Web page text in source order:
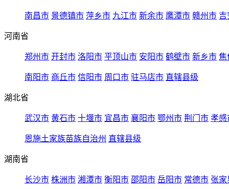
南昌市 景德镇市 萍乡市 九江市 新余市 鹰潭市 赣州市 吉
河南省
郑州市 开封市 洛阳市 平顶山市 安阳市 鹤壁市 新乡市 焦
南阳市 商丘市 信阳市 周口市 驻马店市 直辖县级
湖北省
武汉市 黄石市 十堰市 宜昌市 襄阳市 鄂州市 荆门市 孝感
恩施土家族苗族自治州 直辖县级
湖南省
长沙市 株洲市 湘潭市 衡阳市 邵阳市 岳阳市 常德市 张家